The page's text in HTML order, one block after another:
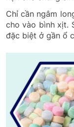
Chỉ cần ngâm
cho vào bình xịt.
đặc biệt ở gần ổ